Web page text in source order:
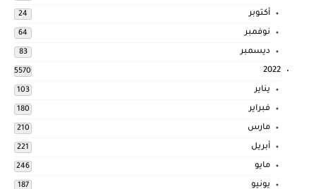
أكتوبر 24
نوفمبر 64
ديسمبر 83
2022
5570
يناير 103
فبراير 180
مارس 210
أبريل 221
مايو 246
يونيو 187